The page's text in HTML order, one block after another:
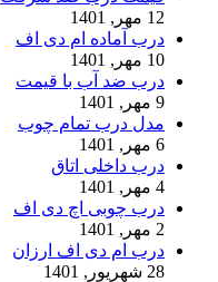
12 مهر, 1401
درب آماده ام دی اف
10 مهر, 1401
درب ضد آب با قیمت
9 مهر, 1401
مدل درب تمام چوب
6 مهر, 1401
درب داخلی اتاق
4 مهر, 1401
درب چوبی اچ دی اف
2 مهر, 1401
درب ام دی اف ارزان
28 شهریور, 1401